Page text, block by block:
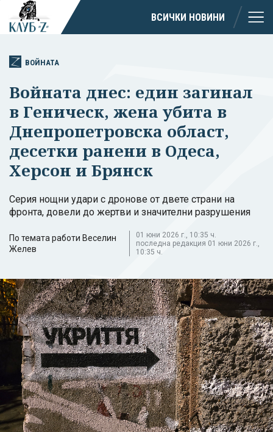
ВСИЧКИ НОВИНИ
ВОЙНАТА
Войната днес: един загинал
в Геническ, жена убита в
Днепропетровска област,
десетки ранени в Одеса,
Херсон и Брянск
Серия нощни удари с дронове от двете страни на
фронта, довели до жертви и значителни разрушения
По темата работи Веселин
Желев
01 юни 2026 г., 10:35 ч.
последна редакция 01 юни 2026 г.,
10:35 ч.